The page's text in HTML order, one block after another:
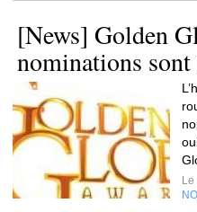
[News] Golden
nominations sont